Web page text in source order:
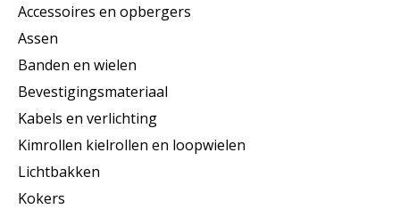
Accessoires en opbergers
Assen
Banden en wielen
Bevestigingsmateriaal
Kabels en verlichting
Kimrollen kielrollen en loopwielen
Lichtbakken
Kokers